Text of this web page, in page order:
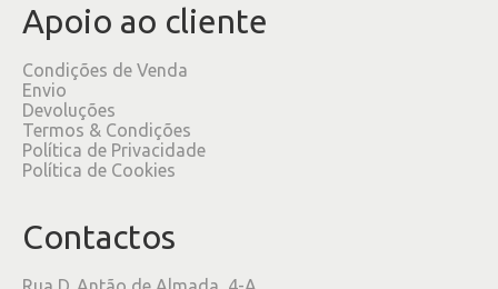
Apoio ao cliente
Condições de Venda
Envio
Devoluções
Termos & Condições
Política de Privacidade
Política de Cookies
Contactos